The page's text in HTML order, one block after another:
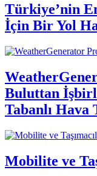
Türkiye’nin
İçin Bir Yol
Buluttan
Tabanlı Hava
Mobilite ve